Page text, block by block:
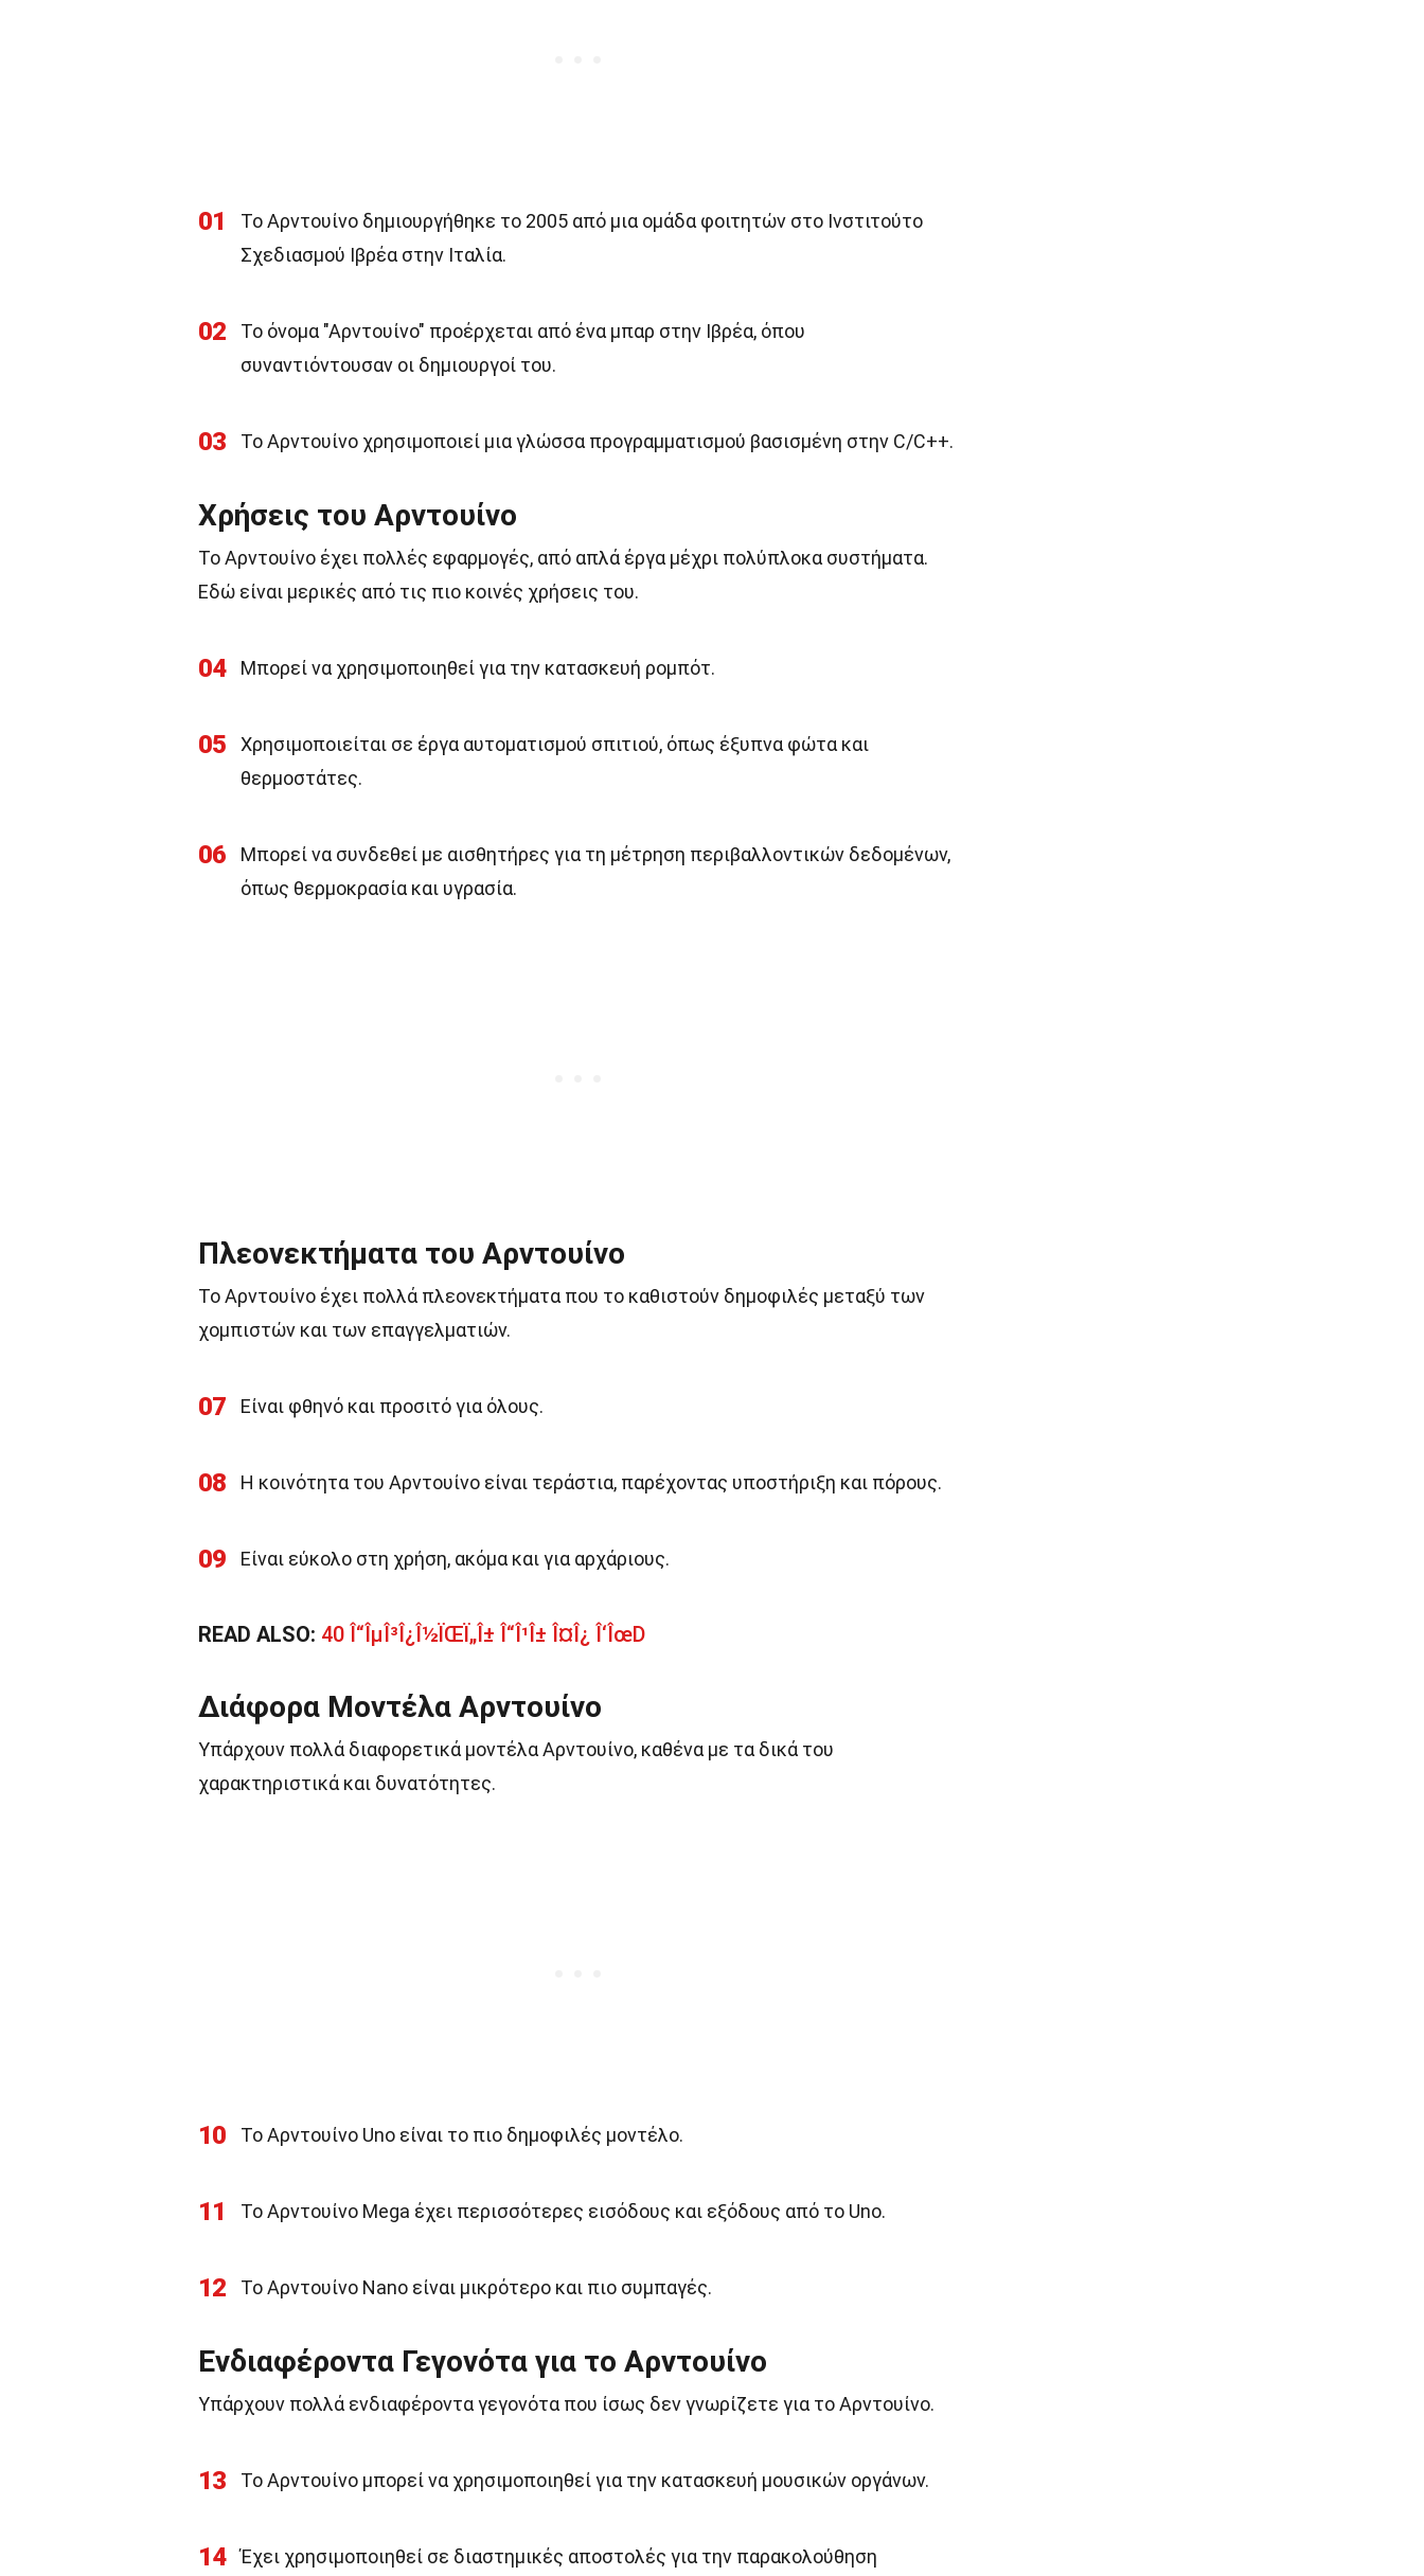
01
Το Αρντουίνο δημιουργήθηκε το 2005 από μια ομάδα φοιτητών στο Ινστιτούτο
Σχεδιασμού Ιβρέα στην Ιταλία.
02
Το όνομα "Αρντουίνο" προέρχεται από ένα μπαρ στην Ιβρέα, όπου
συναντιόντουσαν οι δημιουργοί του.
03 Το Αρντουίνο χρησιμοποιεί μια γλώσσα προγραμματισμού βασισμένη στην C/C++.
Χρήσεις του Αρντουίνο
Το Αρντουίνο έχει πολλές εφαρμογές, από απλά έργα μέχρι πολύπλοκα συστήματα.
Εδώ είναι μερικές από τις πιο κοινές χρήσεις του.
04 Μπορεί να χρησιμοποιηθεί για την κατασκευή ρομπότ.
05
Χρησιμοποιείται σε έργα αυτοματισμού σπιτιού, όπως έξυπνα φώτα και
θερμοστάτες.
06
Μπορεί να συνδεθεί με αισθητήρες για τη μέτρηση περιβαλλοντικών δεδομένων,
όπως θερμοκρασία και υγρασία.
Πλεονεκτήματα του Αρντουίνο
Το Αρντουίνο έχει πολλά πλεονεκτήματα που το καθιστούν δημοφιλές μεταξύ των
χομπιστών και των επαγγελματιών.
07 Είναι φθηνό και προσιτό για όλους.
08 Η κοινότητα του Αρντουίνο είναι τεράστια, παρέχοντας υποστήριξη και πόρους.
09 Είναι εύκολο στη χρήση, ακόμα και για αρχάριους.
READ ALSO: 40 Î“ÎµÎ³Î¿Î½ÏŒÏ„Î± Î“Î¹Î± Î¤Î¿ Î‘ÎœD
Διάφορα Μοντέλα Αρντουίνο
Υπάρχουν πολλά διαφορετικά μοντέλα Αρντουίνο, καθένα με τα δικά του
χαρακτηριστικά και δυνατότητες.
10 Το Αρντουίνο Uno είναι το πιο δημοφιλές μοντέλο.
11 Το Αρντουίνο Mega έχει περισσότερες εισόδους και εξόδους από το Uno.
12 Το Αρντουίνο Nano είναι μικρότερο και πιο συμπαγές.
Ενδιαφέροντα Γεγονότα για το Αρντουίνο
Υπάρχουν πολλά ενδιαφέροντα γεγονότα που ίσως δεν γνωρίζετε για το Αρντουίνο.
13 Το Αρντουίνο μπορεί να χρησιμοποιηθεί για την κατασκευή μουσικών οργάνων.
14 Έχει χρησιμοποιηθεί σε διαστημικές αποστολές για την παρακολούθηση